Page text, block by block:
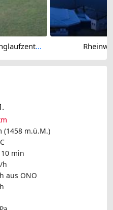
Rheinwald › North-west: Langlaufzentrum Splügen / Rheinwald
(1458 m.ü.M.)
min
h
aus ONO